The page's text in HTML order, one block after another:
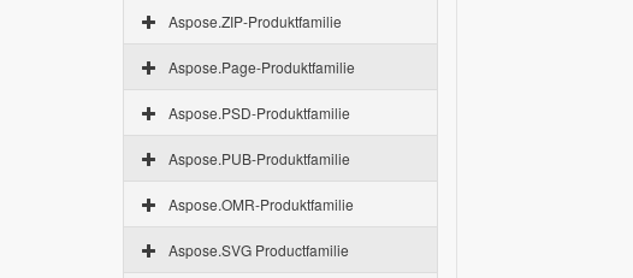
Aspose.ZIP-Produktfamilie
Aspose.Page-Produktfamilie
Aspose.PSD-Produktfamilie
Aspose.PUB-Produktfamilie
Aspose.OMR-Produktfamilie
Aspose.SVG Productfamilie